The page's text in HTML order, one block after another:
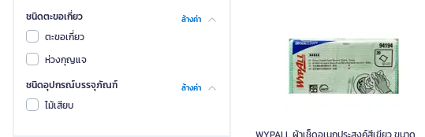
เมต้า
U HENG
พีเค
ชนิดตะขอเกี่ยว
ล้างค่า
ตะขอเกี่ยว
ห่วงกุญแจ
ชนิดอุปกรณ์บรรจุภัณฑ์
ล้างค่า
ไม้เสียบ